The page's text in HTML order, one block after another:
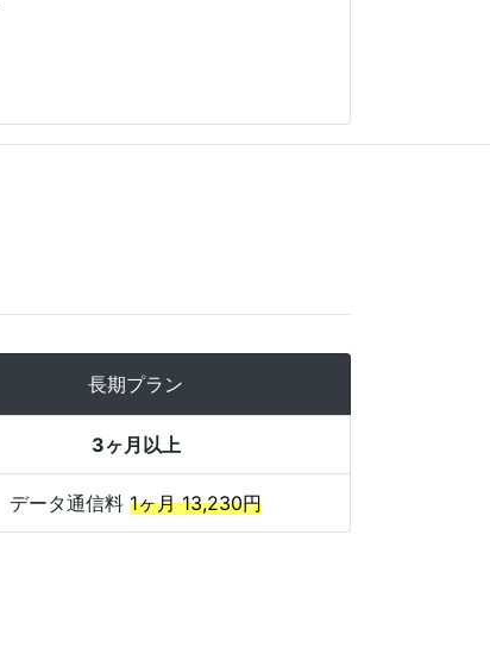
長期プラン
3ヶ月以上
データ通信料 1ヶ月 13,230円